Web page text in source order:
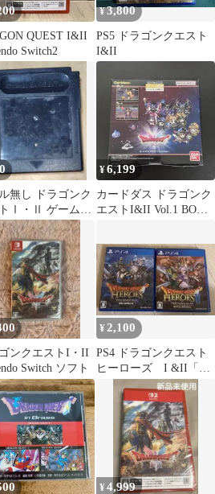
QUEST I&II
Switch2
¥3,800
PS5 ドラゴンクエスト
I&II
無し ドラゴンク
Ⅰ・Ⅱ ゲームボ
バックアップ電池
み
¥6,199
カードダス ドラゴンク
エストI&II Vol.1 BOX
ゴンクエストI・II
Switch ソフト
¥2,100
PS4 ドラゴンクエスト
ヒーローズ I &II「値
¥4,999